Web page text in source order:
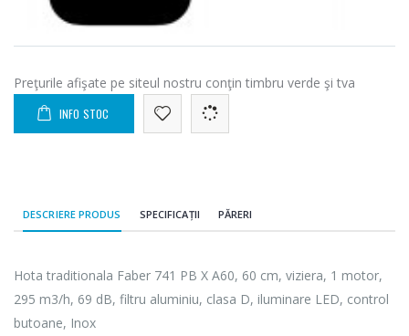
Preţurile afişate pe siteul nostru conţin timbru verde şi tva
INFO STOC
DESCRIERE PRODUS SPECIFICAȚII PĂRERI
Hota traditionala Faber 741 PB X A60, 60 cm, viziera, 1 motor,
295 m3/h, 69 dB, filtru aluminiu, clasa D, iluminare LED, control
butoane, Inox